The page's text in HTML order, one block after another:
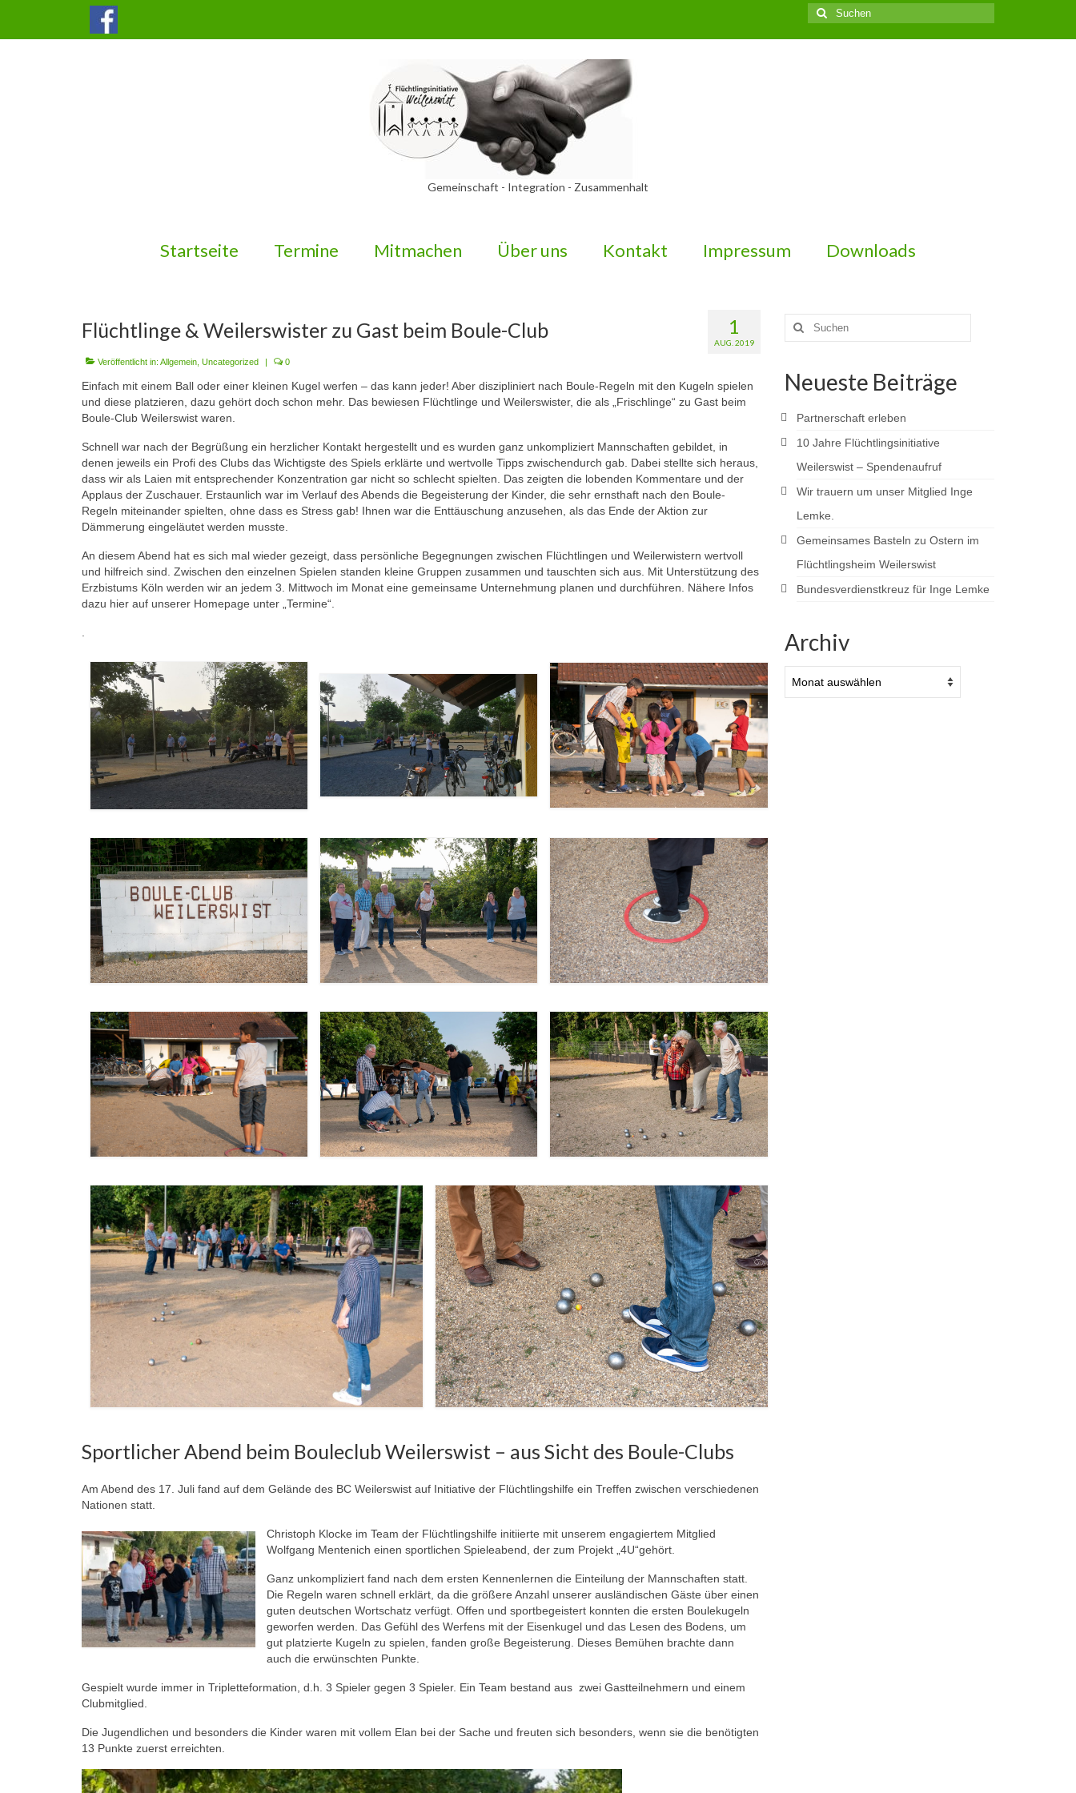
Suchen
nach:
Gemeinschaft - Integration - Zusammenhalt
Startseite Termine Mitmachen Über uns Kontakt Impressum Downloads
1
AUG. 2019
Flüchtlinge & Weilerswister zu Gast beim Boule-Club
Veröffentlicht in: Allgemein Uncategorized | 0
Einfach mit einem Ball oder einer kleinen Kugel werfen – das kann jeder! Aber diszipliniert nach Boule-Regeln mit den Kugeln spielen
und diese platzieren, dazu gehört doch schon mehr. Das bewiesen Flüchtlinge und Weilerswister, die als „Frischlinge“ zu Gast beim
Boule-Club Weilerswist waren.
Schnell war nach der Begrüßung ein herzlicher Kontakt hergestellt und es wurden ganz unkompliziert Mannschaften gebildet, in
denen jeweils ein Profi des Clubs das Wichtigste des Spiels erklärte und wertvolle Tipps zwischendurch gab. Dabei stellte sich heraus,
dass wir als Laien mit entsprechender Konzentration gar nicht so schlecht spielten. Das zeigten die lobenden Kommentare und der
Applaus der Zuschauer. Erstaunlich war im Verlauf des Abends die Begeisterung der Kinder, die sehr ernsthaft nach den Boule-
Regeln miteinander spielten, ohne dass es Stress gab! Ihnen war die Enttäuschung anzusehen, als das Ende der Aktion zur
Dämmerung eingeläutet werden musste.
An diesem Abend hat es sich mal wieder gezeigt, dass persönliche Begegnungen zwischen Flüchtlingen und Weilerwistern wertvoll
und hilfreich sind. Zwischen den einzelnen Spielen standen kleine Gruppen zusammen und tauschten sich aus. Mit Unterstützung des
Erzbistums Köln werden wir an jedem 3. Mittwoch im Monat eine gemeinsame Unternehmung planen und durchführen. Nähere Infos
dazu hier auf unserer Homepage unter „Termine“.
Sportlicher Abend beim Bouleclub Weilerswist – aus Sicht des Boule-Clubs
Am Abend des 17. Juli fand auf dem Gelände des BC Weilerswist auf Initiative der Flüchtlingshilfe ein Treffen zwischen verschiedenen
Nationen statt.
Christoph Klocke im Team der Flüchtlingshilfe initiierte mit unserem engagiertem Mitglied
Wolfgang Mentenich einen sportlichen Spieleabend, der zum Projekt „4U“gehört.
Ganz unkompliziert fand nach dem ersten Kennenlernen die Einteilung der Mannschaften statt.
Die Regeln waren schnell erklärt, da die größere Anzahl unserer ausländischen Gäste über einen
guten deutschen Wortschatz verfügt. Offen und sportbegeistert konnten die ersten Boulekugeln
geworfen werden. Das Gefühl des Werfens mit der Eisenkugel und das Lesen des Bodens, um
gut platzierte Kugeln zu spielen, fanden große Begeisterung. Dieses Bemühen brachte dann
auch die erwünschten Punkte.
Gespielt wurde immer in Tripletteformation, d.h. 3 Spieler gegen 3 Spieler. Ein Team bestand aus zwei Gastteilnehmern und einem
Clubmitglied.
Die Jugendlichen und besonders die Kinder waren mit vollem Elan bei der Sache und freuten sich besonders, wenn sie die benötigten
13 Punkte zuerst erreichten.
Suchen
nach:
Neueste Beiträge
Partnerschaft erleben
10 Jahre Flüchtlingsinitiative
Weilerswist – Spendenaufruf
Wir trauern um unser Mitglied Inge
Lemke.
Gemeinsames Basteln zu Ostern im
Flüchtlingsheim Weilerswist
Bundesverdienstkreuz für Inge Lemke
Archiv